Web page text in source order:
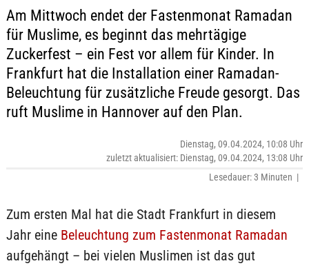
Am Mittwoch endet der Fastenmonat Ramadan
für Muslime, es beginnt das mehrtägige
Zuckerfest – ein Fest vor allem für Kinder. In
Frankfurt hat die Installation einer Ramadan-
Beleuchtung für zusätzliche Freude gesorgt. Das
ruft Muslime in Hannover auf den Plan.
Dienstag, 09.04.2024, 10:08 Uhr
zuletzt aktualisiert: Dienstag, 09.04.2024, 13:08 Uhr
Lesedauer: 3 Minuten |
Zum ersten Mal hat die Stadt Frankfurt in diesem
Jahr eine Beleuchtung zum Fastenmonat Ramadan
aufgehängt – bei vielen Muslimen ist das gut